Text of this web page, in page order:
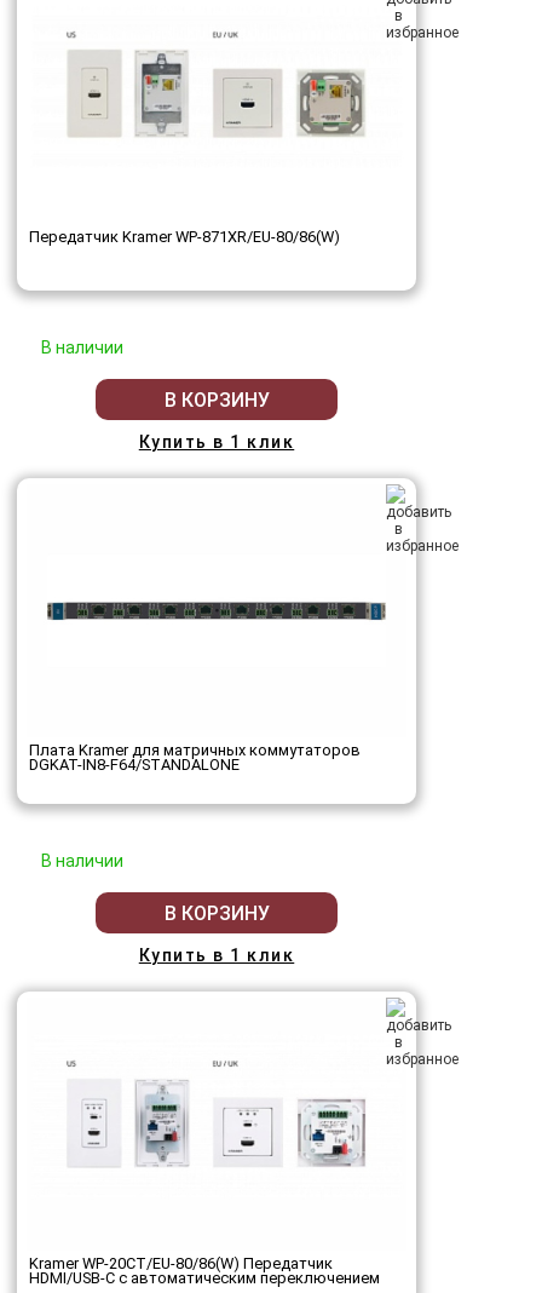
Передатчик Kramer WP-871XR/EU-80/86(W)
В наличии
В КОРЗИНУ
Купить в 1 клик
Плата Kramer для матричных коммутаторов
DGKAT-IN8-F64/STANDALONE
В наличии
В КОРЗИНУ
Купить в 1 клик
Kramer WP-20CT/EU-80/86(W) Передатчик
HDMI/USB-C с автоматическим переключением